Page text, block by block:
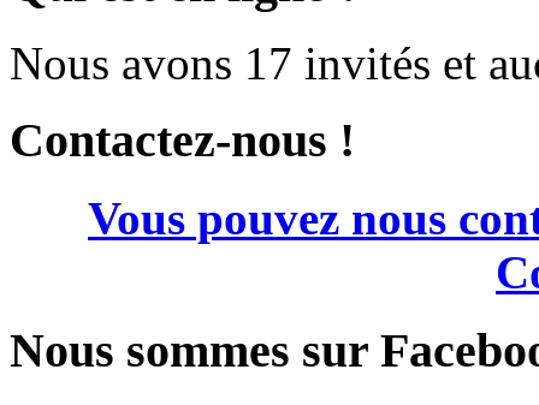
Nous avons 17 invités et
Contactez-nous !
Vous pouvez nous
Nous sommes sur